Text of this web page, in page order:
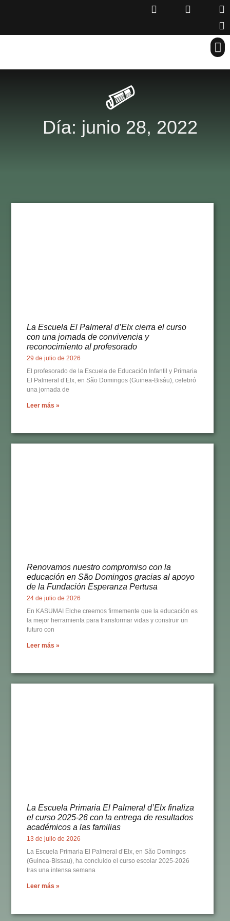
Día: junio 28, 2022
La Escuela El Palmeral d’Elx cierra el curso
con una jornada de convivencia y
reconocimiento al profesorado
29 de julio de 2026
El profesorado de la Escuela de Educación Infantil y Primaria
El Palmeral d’Elx, en São Domingos (Guinea-Bisáu), celebró
una jornada de
Leer más »
Renovamos nuestro compromiso con la
educación en São Domingos gracias al apoyo
de la Fundación Esperanza Pertusa
24 de julio de 2026
En KASUMAI Elche creemos firmemente que la educación es
la mejor herramienta para transformar vidas y construir un
futuro con
Leer más »
La Escuela Primaria El Palmeral d’Elx finaliza
el curso 2025-26 con la entrega de resultados
académicos a las familias
13 de julio de 2026
La Escuela Primaria El Palmeral d’Elx, en São Domingos
(Guinea-Bissau), ha concluido el curso escolar 2025-2026
tras una intensa semana
Leer más »